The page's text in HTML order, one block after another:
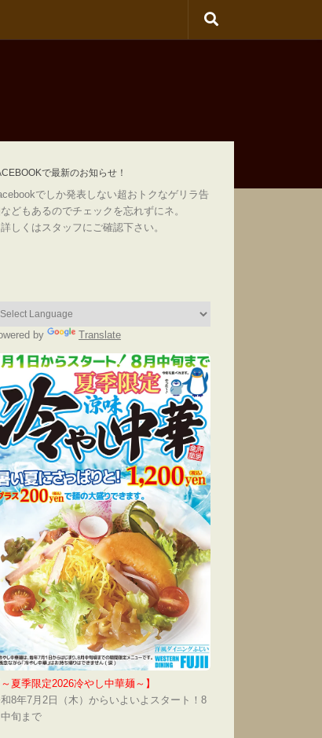
で最新のお知らせ！
でしか発表しない超おトクなゲリラ告
どもあるのでチェックを忘れずにネ。
しくはスタッフにご確認下さい。
by Translate
～夏季限定2026冷やし中華麺～】
8年7月2日（木）からいよいよスタート！8
中旬まで